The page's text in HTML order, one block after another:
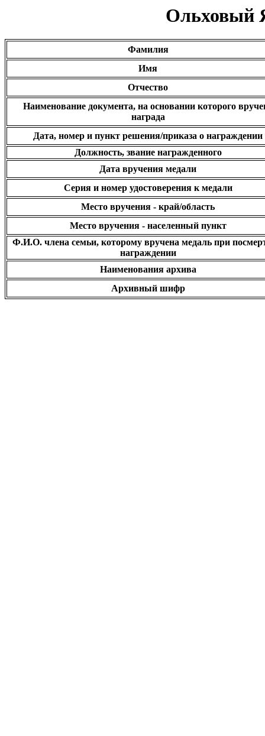
Ольховый
Фамилия
Имя
Отчество
Наименование документа, на основании которого
награда
Дата, номер и пункт решения/приказа о награждении
Должность, звание награжденного
Дата вручения медали
Серия и номер удостоверения к медали
Место вручения - край/область
Место вручения - населенный пункт
Ф.И.О. члена семьи, которому вручена медаль при
награждении
Наименования архива
Архивный шифр